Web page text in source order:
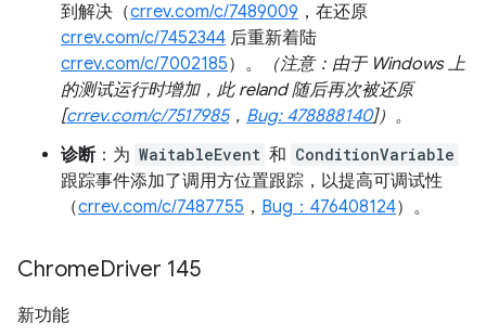
到解决（crrev.com/c/7489009 ，在还原
crrev.com/c/7452344 后重新着陆
crrev.com/c/7002185）。
（注意：由于 Windows 上
的测试运行时增加，此 reland 随后再次被还原
[crrev.com/c/7517985， Bug: 478888140]）。
诊断：为 WaitableEvent 和 ConditionVariable
跟踪事件添加了调用方位置跟踪，以提高可调试性
（crrev.com/c/7487755 ， Bug：476408124）。
ChromeDriver 145
新功能